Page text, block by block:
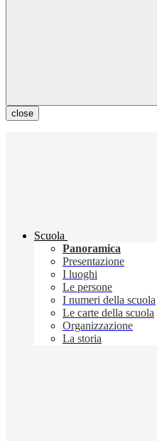
close
Scuola
Panoramica
Presentazione
I luoghi
Le persone
I numeri della scuola
Le carte della scuola
Organizzazione
La storia